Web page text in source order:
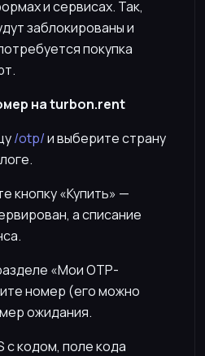
и сервисах. Так,
заблокированы и
покупка
на turbon.rent
/otp/и выберите страну
кнопку «Купить» —
а списание
«Мои OTP-
номер (его можно
ожидания.
с кодом, поле кода